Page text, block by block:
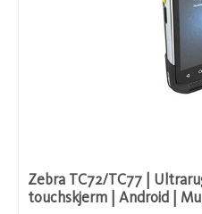
Zebra TC72/TC77 |
touchskjerm | Android |